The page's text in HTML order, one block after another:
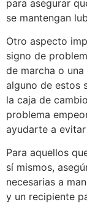
para asegurar
se mantengan
Otro aspecto
signo de
de marcha o
alguno de estos
la caja de
problema
ayudarte a
Para aquellos
sí mismos,
necesarias a
y un recipiente